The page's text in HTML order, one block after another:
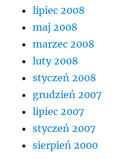
lipiec 2008
maj 2008
marzec 2008
luty 2008
styczeń 2008
grudzień 2007
lipiec 2007
styczeń 2007
sierpień 2000